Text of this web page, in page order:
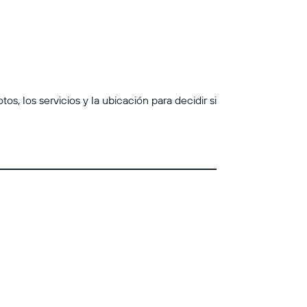
los servicios y la ubicación para decidir si